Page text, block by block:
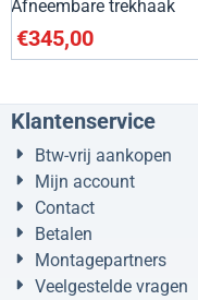
Afneembare trekhaak
€345,00
Klantenservice
Btw-vrij aankopen
Mijn account
Contact
Betalen
Montagepartners
Veelgestelde vragen